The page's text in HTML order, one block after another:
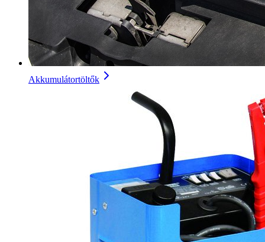
Akkumulátortöltők